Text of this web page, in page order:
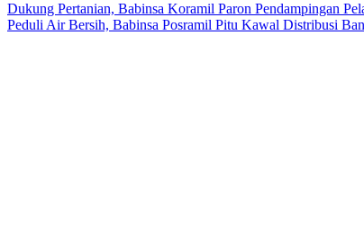
Dukung Pertanian, Babinsa Koramil Paron Pendampingan
Peduli Air Bersih, Babinsa Posramil Pitu Kawal Distribusi